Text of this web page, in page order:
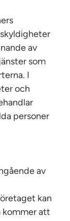
av
som
I
och
personer
av
kan
kommer att